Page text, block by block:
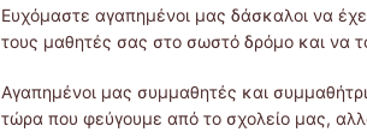
Ευχόμαστε αγαπημένοι μας δάσκαλοι να
τους μαθητές σας στο σωστό δρόμο και να
Αγαπημένοι μας συμμαθητές και
τώρα που φεύγουμε από το σχολείο μας,